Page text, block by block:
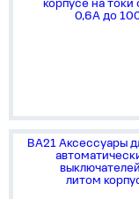
корпусе на токи
0,6А до
ВА21 Аксессуары
литом